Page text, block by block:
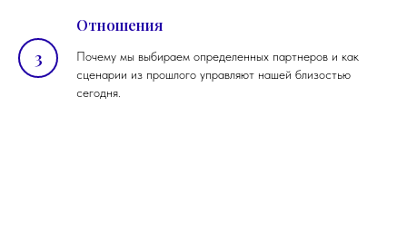
Отношения
Почему мы выбираем определенных партнеров и как
сценарии из прошлого управляют нашей близостью
сегодня.